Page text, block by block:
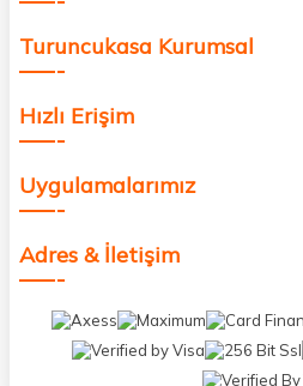
Turuncukasa Kurumsal
Hızlı Erişim
Uygulamalarımız
Adres & İletişim